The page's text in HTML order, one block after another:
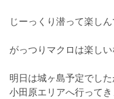
じーっくり潜って楽しん
がっつりマクロは楽しい
明日は城ヶ島予定でし
小田原エリアへ行って